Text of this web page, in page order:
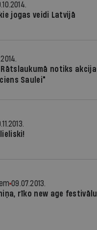
jogas veidi Latvijā
notiks akcija
Saulei"
09.07.2013.
rīko new age festivālu